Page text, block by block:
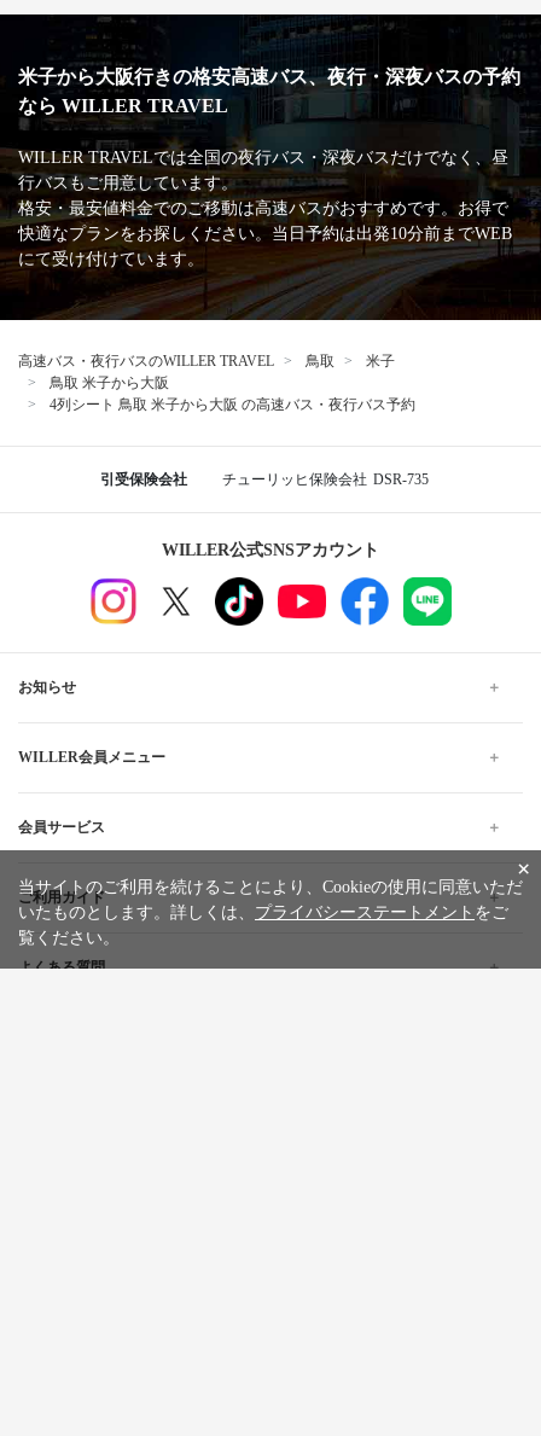
米子から大阪行きの格安高速バス、夜行・深夜バスの予約
なら WILLER TRAVEL
WILLER TRAVELでは全国の夜行バス・深夜バスだけでなく、昼
行バスもご用意しています。
格安・最安値料金でのご移動は高速バスがおすすめです。お得で
快適なプランをお探しください。当日予約は出発10分前までWEB
にて受け付けています。
高速バス・夜行バスのWILLER TRAVEL 鳥取
米子
鳥取 米子から大阪
4列シート 鳥取 米子から大阪 の高速バス・夜行バス予約
引受保険会社 チューリッヒ保険会社 DSR-735
WILLER公式SNSアカウント
お知らせ
WILLER会員メニュー
会員サービス
ご利用ガイド
よくある質問
×
当サイトのご利用を続けることにより、Cookieの使用に同意いただ
いたものとします。詳しくは、 プライバシーステートメント をご
覧ください。